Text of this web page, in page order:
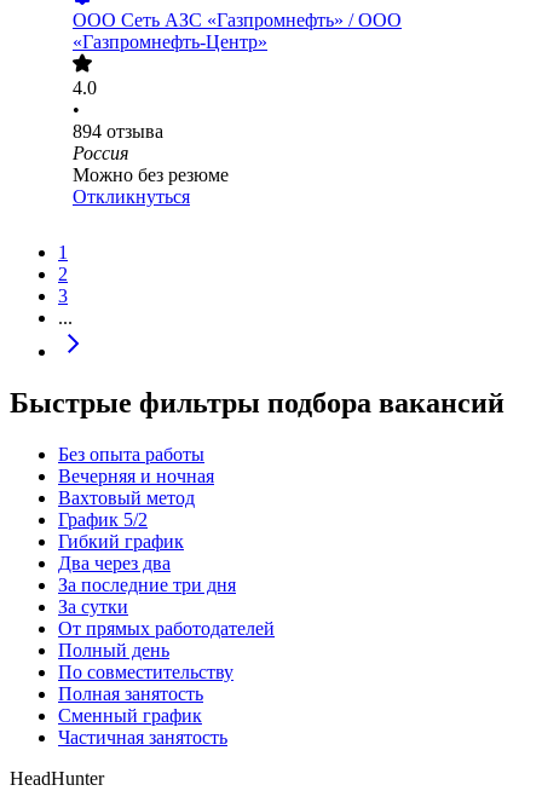
ООО Сеть АЗС «Газпромнефть» / ООО
«Газпромнефть-Центр»
4.0
•
894 отзыва
Россия
Можно без резюме
Откликнуться
1
2
3
...
Быстрые фильтры подбора вакансий
Без опыта работы
Вечерняя и ночная
Вахтовый метод
График 5/2
Гибкий график
Два через два
За последние три дня
За сутки
От прямых работодателей
Полный день
По совместительству
Полная занятость
Сменный график
Частичная занятость
HeadHunter